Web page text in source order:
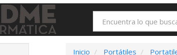
Inicio Portátiles